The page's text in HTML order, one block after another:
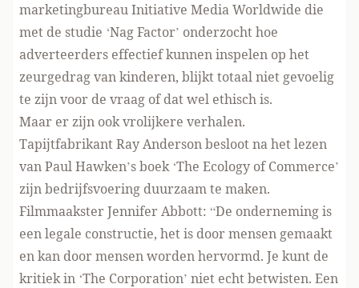
marketingbureau Initiative Media Worldwide die
met de studie ‘Nag Factor’ onderzocht hoe
adverteerders effectief kunnen inspelen op het
zeurgedrag van kinderen, blijkt totaal niet gevoelig
te zijn voor de vraag of dat wel ethisch is.
Maar er zijn ook vrolijkere verhalen.
Tapijtfabrikant Ray Anderson besloot na het lezen
van Paul Hawken’s boek ‘The Ecology of Commerce’
zijn bedrijfsvoering duurzaam te maken.
Filmmaakster Jennifer Abbott: “De onderneming is
een legale constructie, het is door mensen gemaakt
en kan door mensen worden hervormd. Je kunt de
kritiek in ‘The Corporation’ niet echt betwisten. Een